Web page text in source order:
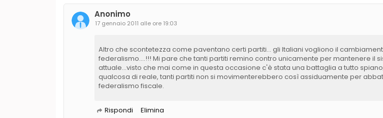
Anonimo
17 gennaio 2011 alle ore 19:03
Altro che scontetezza come paventano certi partiti... gli Italiani vogliono il
federalismo....!!! Mi pare che tanti partiti remino contro unicamente per mantenere il
attuale...visto che mai come in questa occasione c'è stata una battaglia a tutto
qualcosa di reale, tanti partiti non si movimenterebbero così assiduamente per
federalismo fiscale.
Rispondi Elimina